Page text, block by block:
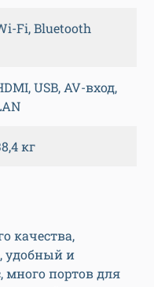
Fi, Bluetooth
USB, AV-вход,
кг
качества,
удобный и
портов для